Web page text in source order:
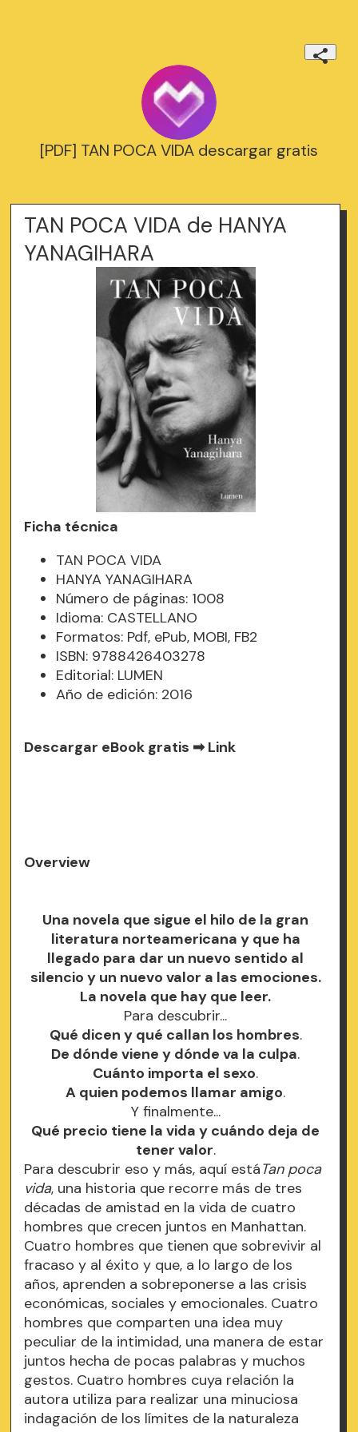
[PDF] TAN POCA VIDA descargar gratis
TAN POCA VIDA de HANYA
YANAGIHARA
Ficha técnica
TAN POCA VIDA
HANYA YANAGIHARA
Número de páginas: 1008
Idioma: CASTELLANO
Formatos: Pdf, ePub, MOBI, FB2
ISBN: 9788426403278
Editorial: LUMEN
Año de edición: 2016
Descargar eBook gratis ➡Link
Overview
Una novela que sigue el hilo de la gran
literatura norteamericana y que ha
llegado para dar un nuevo sentido al
silencio y un nuevo valor a las emociones.
La novela que hay que leer.
Para descubrir...
Qué dicen y qué callan los hombres.
De dónde viene y dónde va la culpa.
Cuánto importa el sexo.
A quien podemos llamar amigo.
Y finalmente...
Qué precio tiene la vida y cuándo deja de
tener valor.
Para descubrir eso y más, aquí estáTan poca
vida, una historia que recorre más de tres
décadas de amistad en la vida de cuatro
hombres que crecen juntos en Manhattan.
Cuatro hombres que tienen que sobrevivir al
fracaso y al éxito y que, a lo largo de los
años, aprenden a sobreponerse a las crisis
económicas, sociales y emocionales. Cuatro
hombres que comparten una idea muy
peculiar de la intimidad, una manera de estar
juntos hecha de pocas palabras y muchos
gestos. Cuatro hombres cuya relación la
autora utiliza para realizar una minuciosa
indagación de los límites de la naturaleza